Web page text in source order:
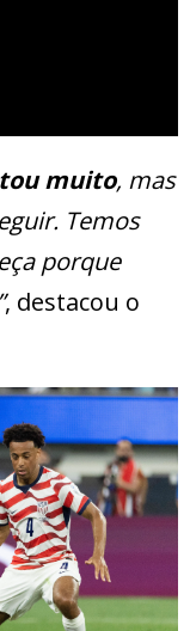
muito, mas
Temos
porque
, destacou o